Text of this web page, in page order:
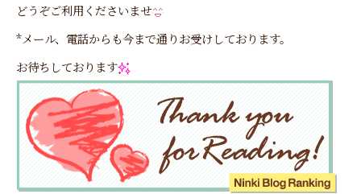
どうぞご利用くださいませ
*メール、電話からも今まで通りお受けしております。
お待ちしております